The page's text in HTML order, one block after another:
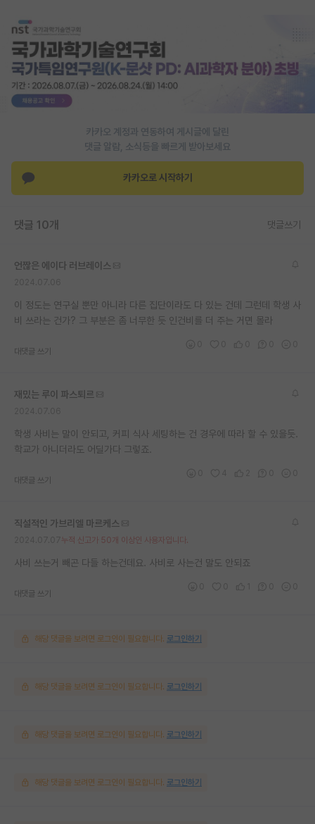
반도체/AI 게시판
장학금/장학생 게시판
학술 정보 게시판
유학교육
반도체 아카데미
재팬라운지 🌸
카카오 계정과 연동하여 게시글에 달린
댓글 알람, 소식등을 빠르게 받아보세요
카카오로 시작하기
댓글 10개 댓글쓰기
언짢은 에이다 러브레이스
이 정도는 연구실 뿐만 아니라 다른 집단이라도 다 있는 건데 그런데 학생 사
비 쓰라는 건가? 그 부분은 좀 너무한 듯 인건비를 더 주는 거면 몰라
대댓글 쓰기
재밌는 루이 파스퇴르
학생 사비는 말이 안되고, 커피 식사 세팅하는 건 경우에 따라 할 수 있을듯.
학교가 아니더라도 어딜가다 그렇죠.
대댓글 쓰기
직설적인 가브리엘 마르케스
누적 신고가 50개 이상인 사용자입니다.
사비 쓰는거 빼곤 다들 하는건데요. 사비로 사는건 말도 안되죠
대댓글 쓰기
해당 댓글을 보려면 로그인이 필요합니다. 로그인하기
해당 댓글을 보려면 로그인이 필요합니다. 로그인하기
해당 댓글을 보려면 로그인이 필요합니다. 로그인하기
해당 댓글을 보려면 로그인이 필요합니다. 로그인하기